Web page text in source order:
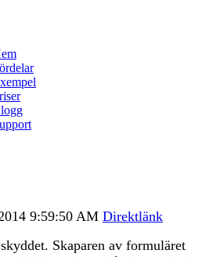
9:59:50 AM Direktlänk
Skaparen av formuläret